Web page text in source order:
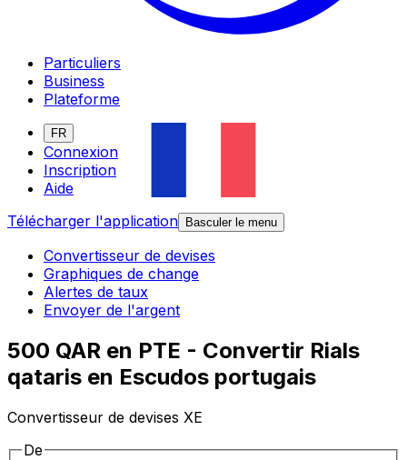
Particuliers
Business
Plateforme
FR
Connexion
Inscription
Aide
Télécharger l'application
Basculer le menu
Convertisseur de devises
Graphiques de change
Alertes de taux
Envoyer de l'argent
500 QAR en PTE - Convertir Rials
qataris en Escudos portugais
Convertisseur de devises XE
De